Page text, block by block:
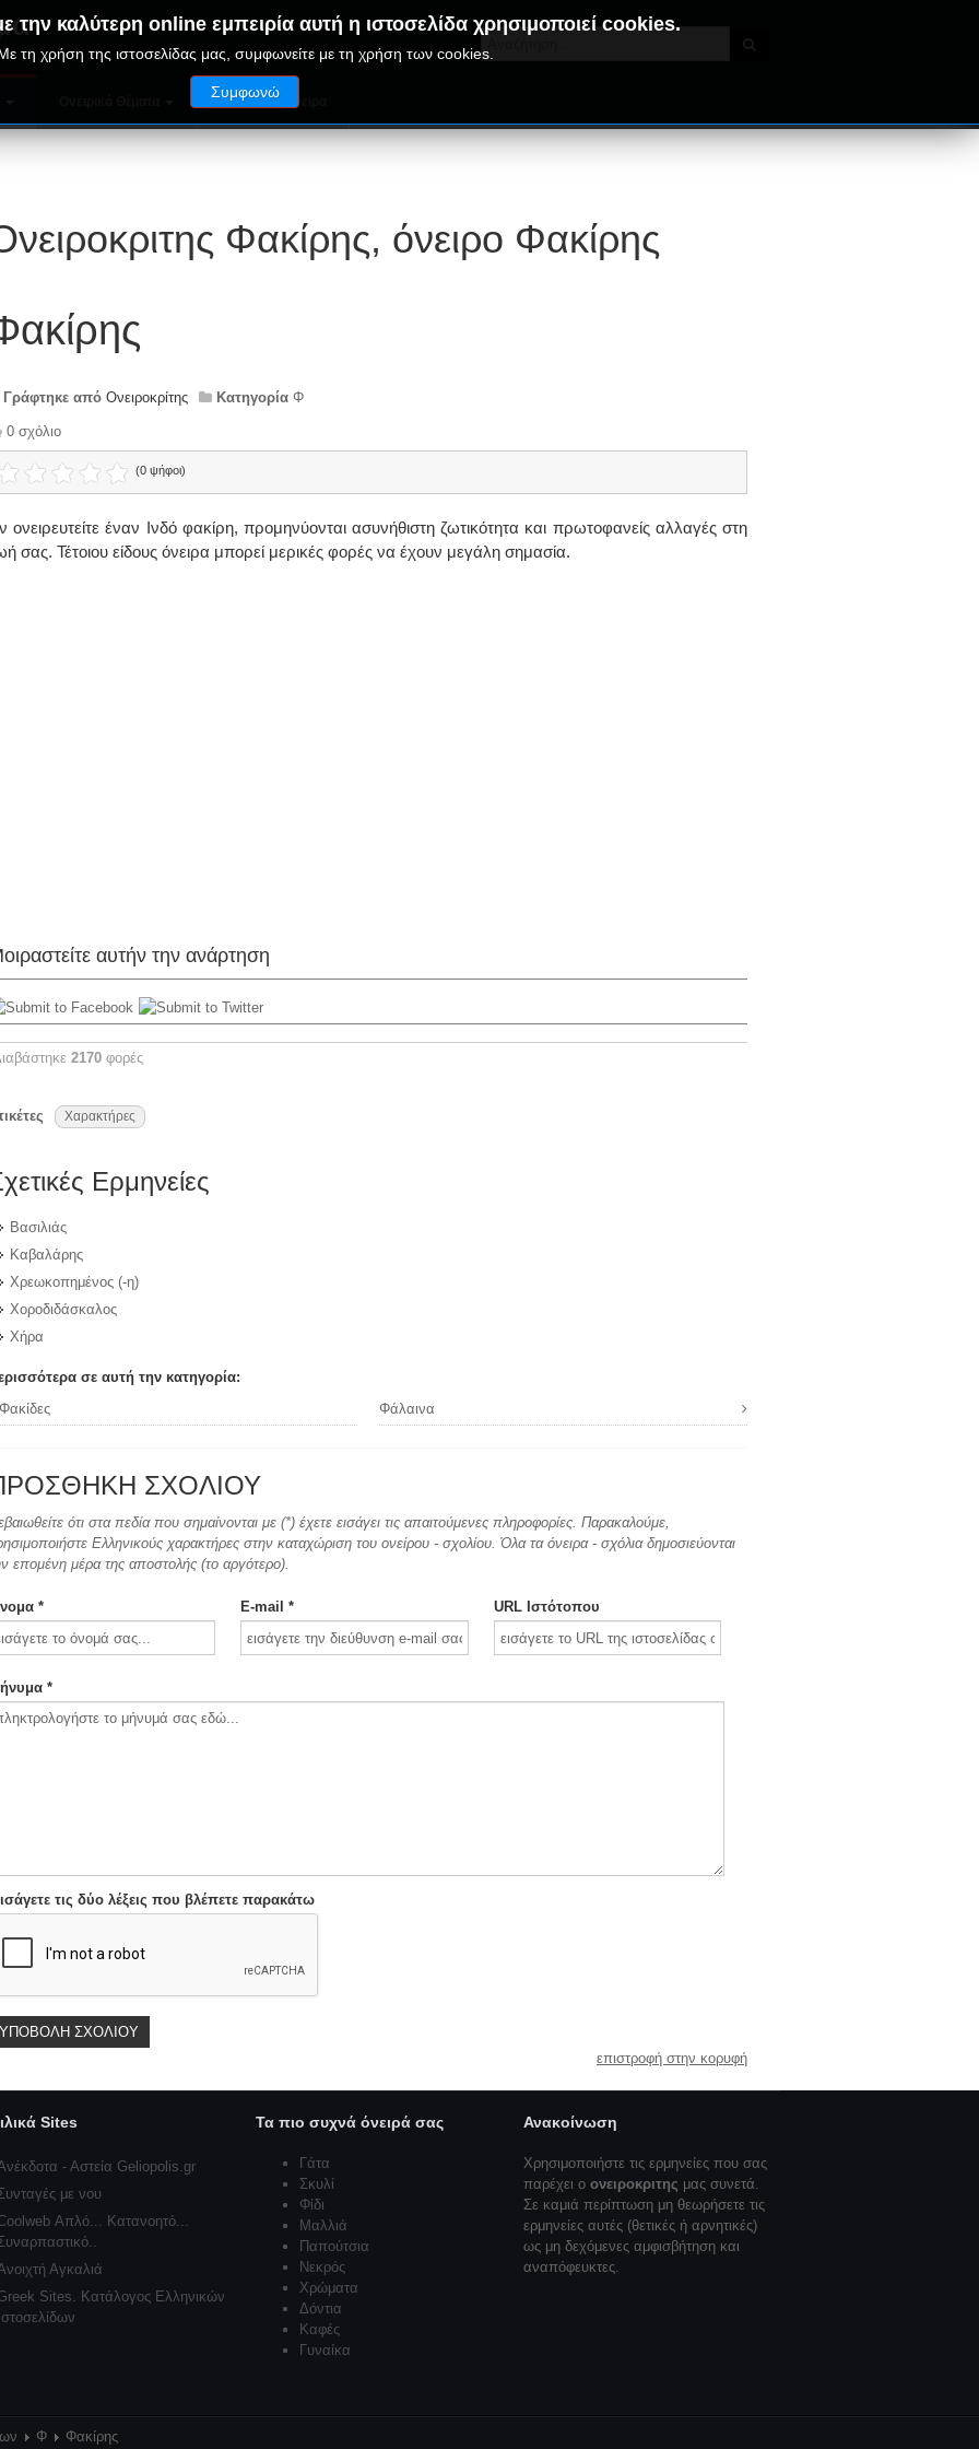
την καλύτερη online εμπειρία αυτή η ιστοσελίδα χρησιμοποιεί cookies.
τη χρήση της ιστοσελίδας μας, συμφωνείτε με τη χρήση των cookies.
Συμφωνώ
Παράξενα Όνειρα
Φακίρης, όνειρο Φακίρης
Γράφτηκε από Ονειροκρίτης Κατηγορία Φ
0 σχόλιο
(0 ψήφοι)
ονειρευτείτε έναν Ινδό φακίρη, προμηνύονται ασυνήθιστη ζωτικότητα και πρωτοφανείς αλλαγές στη
σας. Τέτοιου είδους όνειρα μπορεί μερικές φορές να έχουν μεγάλη σημασία.
αυτήν την ανάρτηση
2170 φορές
Χαρακτήρες
Ερμηνείες
Βασιλιάς
Καβαλάρης
Χρεωκοπημένος (-η)
Χοροδιδάσκαλος
Χήρα
σε αυτή την κατηγορία:
Φακίδες
Φάλαινα
ΣΧΟΛΊΟΥ
ότι στα πεδία που σημαίνονται με (*) έχετε εισάγει τις απαιτούμενες πληροφορίες. Παρακαλούμε,
Ελληνικούς χαρακτήρες στην καταχώριση του ονείρου - σχολίου. Όλα τα όνειρα - σχόλια δημοσιεύονται
επομένη μέρα της αποστολής (το αργότερο).
* E-mail * URL Ιστότοπου
*
τις δύο λέξεις που βλέπετε παρακάτω
επιστροφή στην κορυφή
Sites
- Αστεία Geliopolis.gr
με νου
Απλό... Κατανοητό...
Αγκαλιά
Sites. Κατάλογος Ελληνικών
Τα πιο συχνά όνειρά σας
Γάτα
Σκυλί
Φίδι
Μαλλιά
Παπούτσια
Νεκρός
Χρώματα
Δόντια
Καφές
Γυναίκα
Ανακοίνωση
Χρησιμοποιήστε τις ερμηνείες που σας
παρέχει ο ονειροκριτης μας συνετά.
Σε καμιά περίπτωση μη θεωρήσετε τις
ερμηνείες αυτές (θετικές ή αρνητικές)
ως μη δεχόμενες αμφισβήτηση και
αναπόφευκτες.
Φ Φακίρης